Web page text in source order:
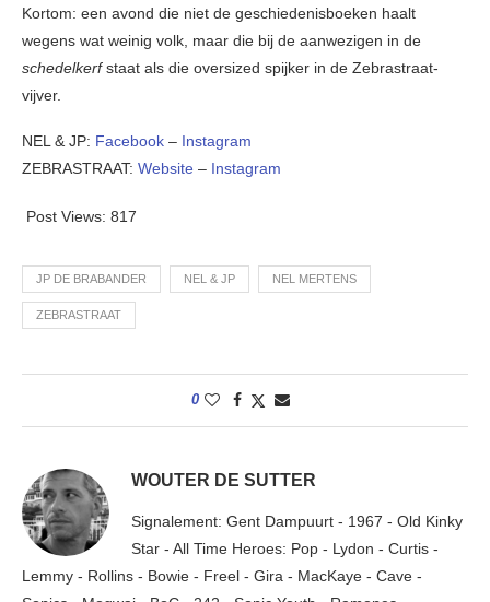
Kortom: een avond die niet de geschiedenisboeken haalt
wegens wat weinig volk, maar die bij de aanwezigen in de
schedelkerfstaat als die oversized spijker in de Zebrastraat-
vijver.
NEL & JP: Facebook – Instagram
ZEBRASTRAAT: Website – Instagram
Post Views: 817
JP DE BRABANDER NEL & JP NEL MERTENS
ZEBRASTRAAT
0
WOUTER DE SUTTER
Signalement: Gent Dampuurt - 1967 - Old Kinky
Star - All Time Heroes: Pop - Lydon - Curtis -
Lemmy - Rollins - Bowie - Freel - Gira - MacKaye - Cave -